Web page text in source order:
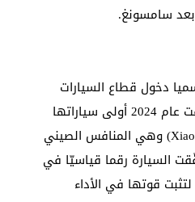
سامسونغ.
رسميا دخول قطاع السيارات
الكهربائية الذكية، وقد أطلقت عام 2024 أولى سياراتها
“شاومي إس يو 7” (Xiaomi SU7) وهي المنافس الصيني
السيارة رقما قياسيّا في
حلبة سباق نوربورغرينغ 2025 لتثبت قوتها في الأداء